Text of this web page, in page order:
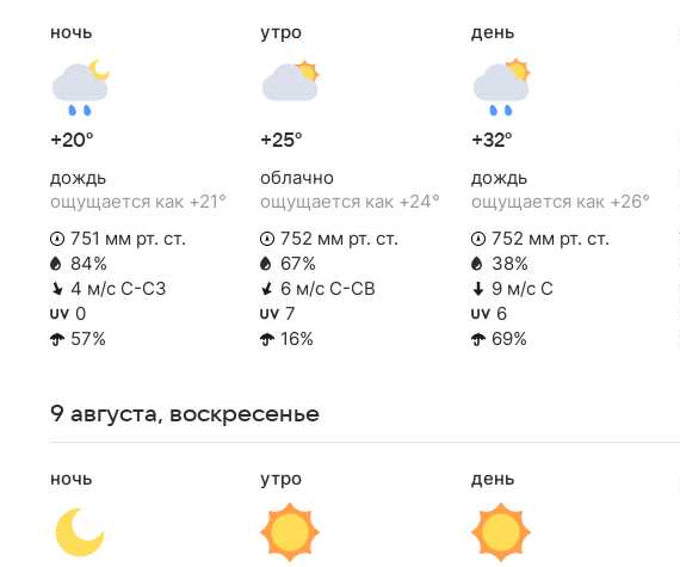
ночь
+20°
дождь
ощущается как +21°
751 мм рт. ст.
84%
4 м/с С-СЗ
0
57%
утро
+25°
облачно
ощущается как +24°
752 мм рт. ст.
67%
6 м/с С-СВ
7
16%
день
+32°
дождь
ощущается как +26°
752 мм рт. ст.
38%
9 м/с С
6
69%
9 августа, воскресенье
ночь утро день